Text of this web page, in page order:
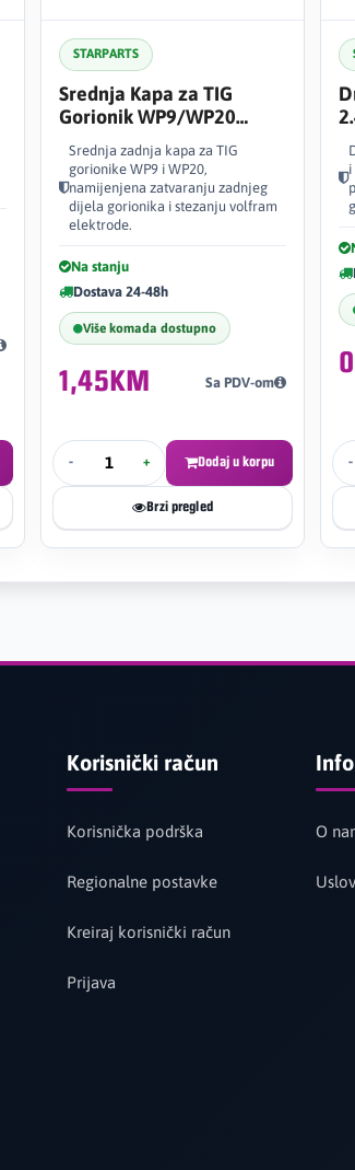
STARPARTS
Srednja Kapa za TIG
Gorionik WP9/WP20
41V35
Srednja zadnja kapa za TIG
gorionike WP9 i WP20,
namijenjena zatvaranju zadnjeg
dijela gorionika i stezanju volfram
elektrode.
Na stanju
Dostava 24-48h
Više komada dostupno
1,45KM Sa PDV-om
- + Dodaj u korpu
Brzi pregled
i
-
Korisnički račun
Korisnička podrška
Regionalne postavke
Kreiraj korisnički račun
Prijava
O